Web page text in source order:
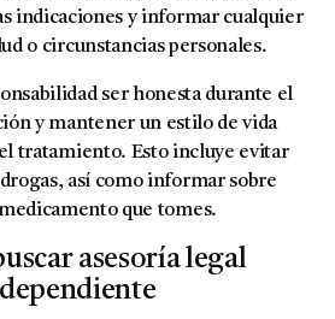
indicaciones y informar cualquier
o circunstancias personales.
ser honesta durante el
y mantener un estilo de vida
tratamiento. Esto incluye evitar
así como informar sobre
que tomes.
asesoría legal